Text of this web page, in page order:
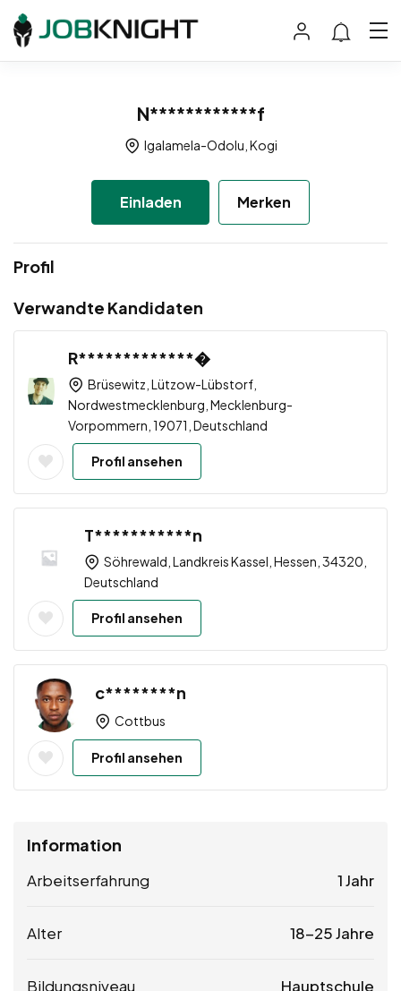
N************f
Igalamela-Odolu, Kogi
Einladen Merken
Profil
Verwandte Kandidaten
R*************�
Brüsewitz, Lützow-Lübstorf,
Nordwestmecklenburg, Mecklenburg-
Vorpommern, 19071, Deutschland
Profil ansehen
T***********n
Söhrewald, Landkreis Kassel, Hessen, 34320,
Deutschland
Profil ansehen
c********n
Cottbus
Profil ansehen
Information
Arbeitserfahrung 1 Jahr
Alter 18-25 Jahre
Bildungsniveau Hauptschule